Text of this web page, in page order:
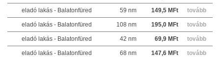
eladó lakás - Balatonfüred 59 nm 149,5 MFt tovább
eladó lakás - Balatonfüred 108 nm 195,0 MFt tovább
eladó lakás - Balatonfüred 42 nm 69,9 MFt tovább
eladó lakás - Balatonfüred 68 nm 147,6 MFt tovább